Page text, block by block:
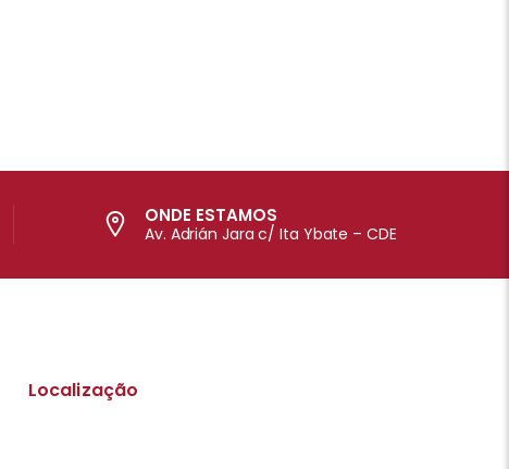
ONDE ESTAMOS
Av. Adrián Jara c/ Ita Ybate – CDE
Localização